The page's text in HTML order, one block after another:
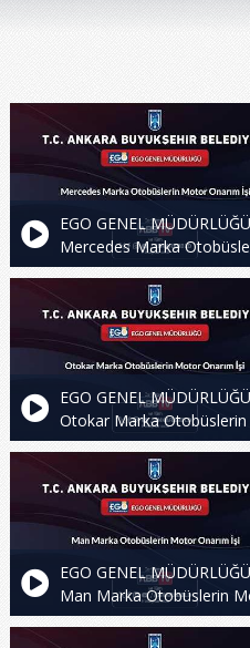
EGO GENEL
Mercedes Marka
Motor Onarım İşi
EGO GENEL
Otokar Marka Otobüslerin
Motor Onarım İşi
EGO GENEL
Man Marka Otobüslerin
Onarım İşi